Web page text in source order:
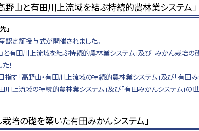
野山と有田川上流域を結ぶ持続的農林業システム」
」
認定証授与式が開催されました。
と有田川上流域を結ぶ持続的農林業システム」及び「みかん栽培
！
指す「高野山・有田川上流域の持続的農林業システム」及び「有田
田川上流域の持続的農林業システム」及び「有田みかんシステム」
栽培の礎を築いた有田みかんシステム」